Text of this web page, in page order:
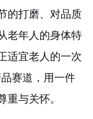
的打磨、对品质
老年人的身体特
适宜老人的一次
赛道，用一件
重与关怀。